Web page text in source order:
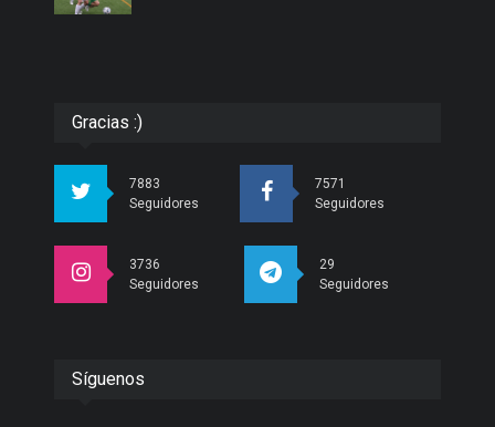
Gracias :)
7883
Seguidores
7571
Seguidores
3736
Seguidores
29
Seguidores
Síguenos